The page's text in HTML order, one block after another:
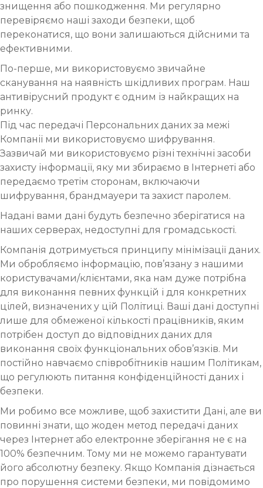
знищення або пошкодження. Ми регулярно
перевіряємо наші заходи безпеки, щоб
переконатися, що вони залишаються дійсними та
ефективними.
По-перше, ми використовуємо звичайне
сканування на наявність шкідливих програм. Наш
антивірусний продукт є одним із найкращих на
ринку.
Під час передачі Персональних даних за межі
Компанії ми використовуємо шифрування.
Зазвичай ми використовуємо різні технічні засоби
захисту інформації, яку ми збираємо в Інтернеті або
передаємо третім сторонам, включаючи
шифрування, брандмауери та захист паролем.
Надані вами дані будуть безпечно зберігатися на
наших серверах, недоступні для громадськості.
Компанія дотримується принципу мінімізації даних.
Ми обробляємо інформацію, пов’язану з нашими
користувачами/клієнтами, яка нам дуже потрібна
для виконання певних функцій і для конкретних
цілей, визначених у цій Політиці. Ваші дані доступні
лише для обмеженої кількості працівників, яким
потрібен доступ до відповідних даних для
виконання своїх функціональних обов’язків. Ми
постійно навчаємо співробітників нашим Політикам,
що регулюють питання конфіденційності даних і
безпеки.
Ми робимо все можливе, щоб захистити Дані, але ви
повинні знати, що жоден метод передачі даних
через Інтернет або електронне зберігання не є на
100% безпечним. Тому ми не можемо гарантувати
його абсолютну безпеку. Якщо Компанія дізнається
про порушення системи безпеки, ми повідомимо